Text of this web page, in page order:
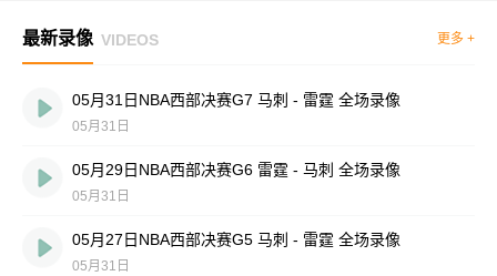
最新录像 VIDEOS 更多 +
05月31日NBA西部决赛G7 马刺 - 雷霆 全场录像
05月31日
05月29日NBA西部决赛G6 雷霆 - 马刺 全场录像
05月31日
05月27日NBA西部决赛G5 马刺 - 雷霆 全场录像
05月31日